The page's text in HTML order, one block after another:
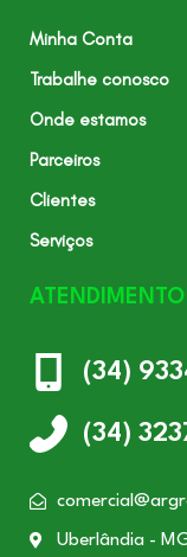
Minha Conta
Trabalhe conosco
Onde estamos
Parceiros
Clientes
Serviços
ATENDIMENTO
(34)
(34)
Uberlândia -